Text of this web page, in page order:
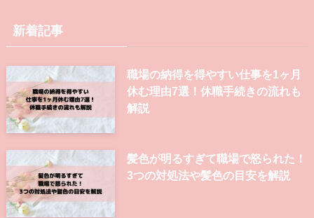
新着記事
職場の納得を得やすい仕事を1ヶ月
休む理由7選！休職手続きの流れも
解説
髪色が明るすぎて職場で怒られた！
3つの対処法や髪色の目安を解説